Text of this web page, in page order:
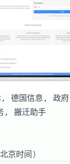
德国信息, 政府
, 搬迁助手
京时间)